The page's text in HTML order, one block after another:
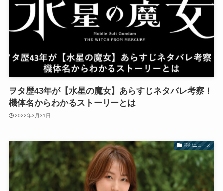
ヲタ歴43年が【水星の魔女】あらすじネタバレ考察！
機体名からわかるストーリーとは
2022年3月31日
芸能ニュース